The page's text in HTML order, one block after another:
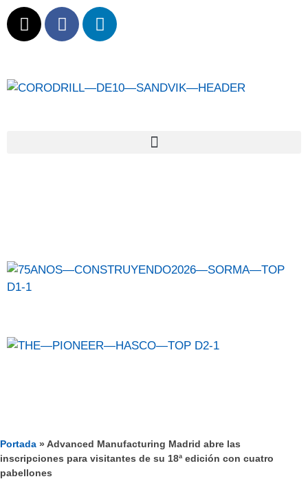
Portada » Advanced Manufacturing Madrid abre las
inscripciones para visitantes de su 18ª edición con cuatro
pabellones